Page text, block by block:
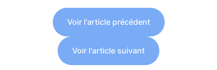
Voir l'article précédent
Voir l'article suivant